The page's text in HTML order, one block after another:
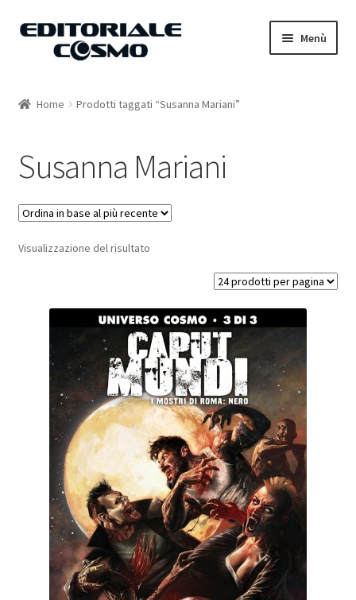
Vai
Vai
Menù
Carrello
Il mio account
Home Prodotti taggati “Susanna Mariani”
Susanna Mariani
Visualizzazione del risultato